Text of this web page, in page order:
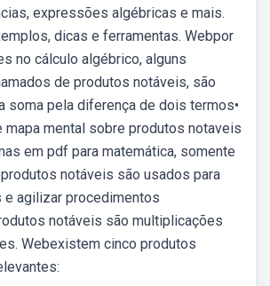
expressões algébricas e mais.
dicas e ferramentas. Webpor
no cálculo algébrico, alguns
de produtos notáveis, são
soma pela diferença de dois termos•
mapa mental sobre produtos notaveis
em pdf para matemática, somente
notáveis são usados para
agilizar procedimentos
notáveis são multiplicações
Webexistem cinco produtos